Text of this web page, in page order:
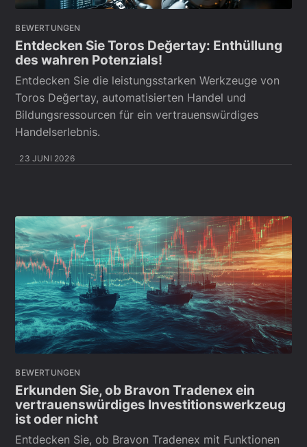
BEWERTUNGEN
Entdecken Sie Toros Değertay: Enthüllung
des wahren Potenzials!
Entdecken Sie die leistungsstarken Werkzeuge von
Toros Değertay, automatisierten Handel und
Bildungsressourcen für ein vertrauenswürdiges
Handelserlebnis.
23 JUNI 2026
BEWERTUNGEN
Erkunden Sie, ob Bravon Tradenex ein
vertrauenswürdiges Investitionswerkzeug
ist oder nicht
Entdecken Sie, ob Bravon Tradenex mit Funktionen